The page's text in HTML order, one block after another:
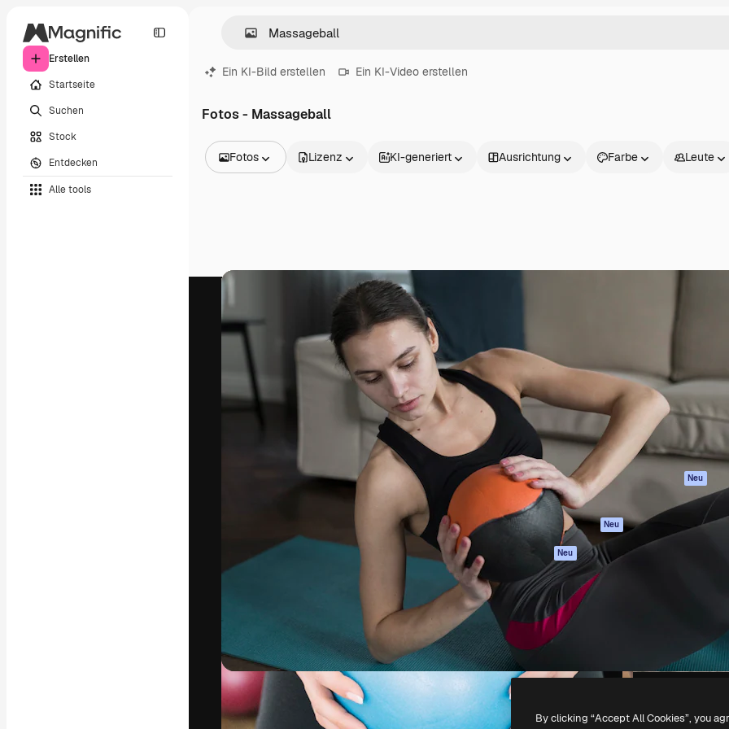
Erstellen
Startseite
Suchen
Stock
Entdecken
Alle tools
Ein KI-Bild erstellen Ein KI-Video erstellen
Fotos - Massageball
Fotos
Videos
Motion Graphics
Videovorlagen
Icons
3D-Modelle
Schriftarten
Lizenz KI-generiert Ausrichtung Farbe Leute
Die kreative Plattform, um deine beste
Arbeit zu verwirklichen. Mehr als 1 Million
Abonnenten unter Kreativen, Unternehmen,
Agenturen und Studios.
Produkte
Spaces
KI-Assistent
KI-Bildgenerator
KI-Videogenerator
KI-
Stimmengenerator
Stock-Inhalte
MCP für
Claude/ChatGPT
Neu
Agenten Neu
Mobile App
Alle Magnific-Tools
Academy
Dokumentation
Support
AGB
Neu
Cookie-Richtlinie
Partner
Copyright © 2010-2026Freepik Company S.L.U. Alle Rechte vorbehalten
By clicking “Accept All Cookies”, you